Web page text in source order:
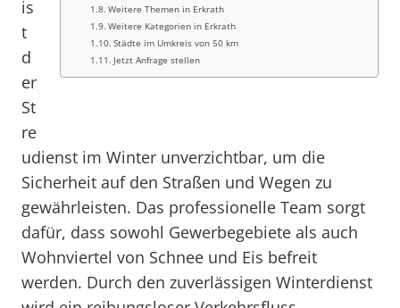
Weitere Themen in Erkrath
Weitere Kategorien in Erkrath
Städte im Umkreis von 50 km
Jetzt Anfrage stellen
is
t
d
er
St
re
udienst im Winter unverzichtbar, um die
Sicherheit auf den Straßen und Wegen zu
gewährleisten. Das professionelle Team sorgt
dafür, dass sowohl Gewerbegebiete als auch
Wohnviertel von Schnee und Eis befreit
werden. Durch den zuverlässigen Winterdienst